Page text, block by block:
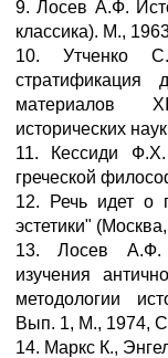
9. Лосев А.Ф.
классика). М.,
10. Утченко
материалов
исторических
11. Кессиди
греческой
12. Речь идет о
эстетики"
13. Лосев А.Ф.
изучения
методологии
Вып. 1, М., 1974,
14. Маркс К.,